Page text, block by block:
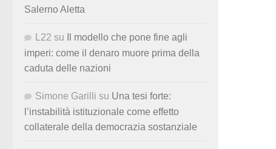
Salerno Aletta
L22 su
Il modello che pone fine agli
imperi: come il denaro muore prima della
caduta delle nazioni
Simone Garilli su Una tesi forte:
l’instabilità istituzionale come effetto
collaterale della democrazia sostanziale